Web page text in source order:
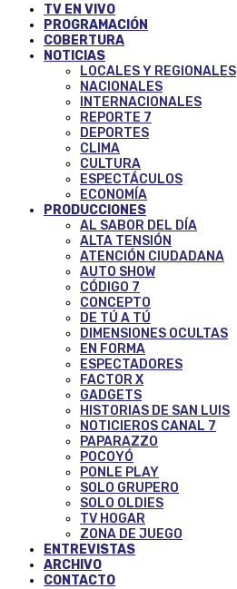
TV EN VIVO
PROGRAMACIÓN
COBERTURA
NOTICIAS
LOCALES Y REGIONALES
NACIONALES
INTERNACIONALES
REPORTE 7
DEPORTES
CLIMA
CULTURA
ESPECTÁCULOS
ECONOMÍA
PRODUCCIONES
AL SABOR DEL DÍA
ALTA TENSIÓN
ATENCIÓN CIUDADANA
AUTO SHOW
CÓDIGO 7
CONCEPTO
DE TÚ A TÚ
DIMENSIONES OCULTAS
EN FORMA
ESPECTADORES
FACTOR X
GADGETS
HISTORIAS DE SAN LUIS
NOTICIEROS CANAL 7
PAPARAZZO
POCOYÓ
PONLE PLAY
SOLO GRUPERO
SOLO OLDIES
TV HOGAR
ZONA DE JUEGO
ENTREVISTAS
ARCHIVO
CONTACTO